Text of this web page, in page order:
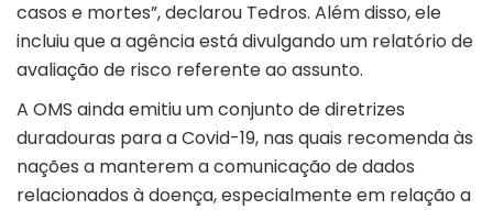
casos e mortes”, declarou Tedros. Além disso, ele
incluiu que a agência está divulgando um relatório de
avaliação de risco referente ao assunto.
A OMS ainda emitiu um conjunto de diretrizes
duradouras para a Covid-19, nas quais recomenda às
nações a manterem a comunicação de dados
relacionados à doença, especialmente em relação a